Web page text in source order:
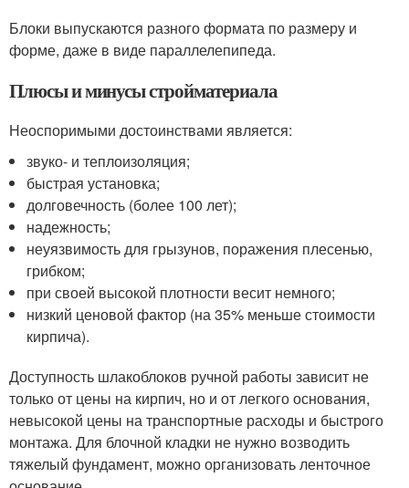
Блоки выпускаются разного формата по размеру и
форме, даже в виде параллелепипеда.
Плюсы и минусы стройматериала
Неоспоримыми достоинствами является:
звуко- и теплоизоляция;
быстрая установка;
долговечность (более 100 лет);
надежность;
неуязвимость для грызунов, поражения плесенью,
грибком;
при своей высокой плотности весит немного;
низкий ценовой фактор (на 35% меньше стоимости
кирпича).
Доступность шлакоблоков ручной работы зависит не
только от цены на кирпич, но и от легкого основания,
невысокой цены на транспортные расходы и быстрого
монтажа. Для блочной кладки не нужно возводить
тяжелый фундамент, можно организовать ленточное